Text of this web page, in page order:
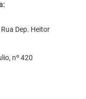
Dep. Heitor
nº 420